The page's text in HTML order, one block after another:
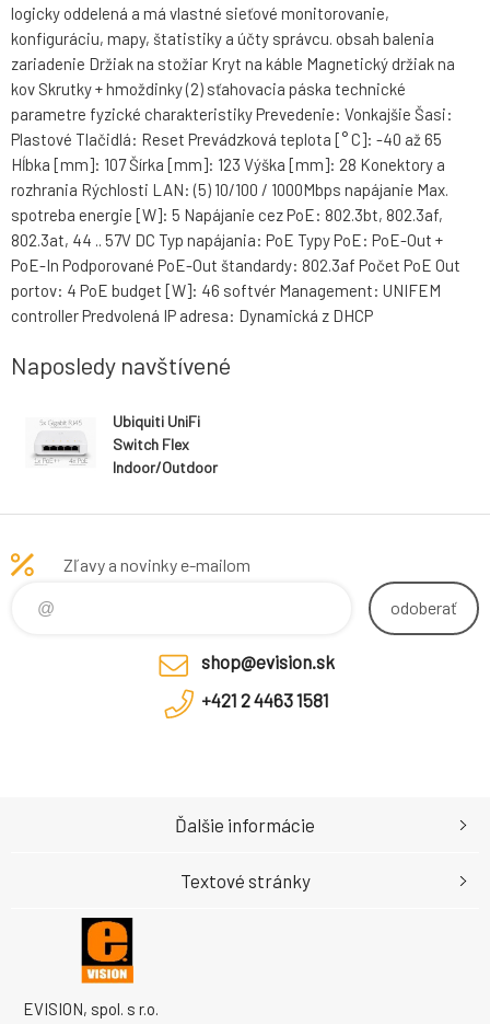
logicky oddelená a má vlastné sieťové monitorovanie,
konfiguráciu, mapy, štatistiky a účty správcu. obsah balenia
zariadenie Držiak na stožiar Kryt na káble Magnetický držiak na
kov Skrutky + hmoždinky (2) sťahovacia páska technické
parametre fyzické charakteristiky Prevedenie: Vonkajšie Šasi:
Plastové Tlačidlá: Reset Prevádzková teplota [° C]: -40 až 65
Hĺbka [mm]: 107 Šírka [mm]: 123 Výška [mm]: 28 Konektory a
rozhrania Rýchlosti LAN: (5) 10/100 / 1000Mbps napájanie Max.
spotreba energie [W]: 5 Napájanie cez PoE: 802.3bt, 802.3af,
802.3at, 44 .. 57V DC Typ napájania: PoE Typy PoE: PoE-Out +
PoE-In Podporované PoE-Out štandardy: 802.3af Počet PoE Out
portov: 4 PoE budget [W]: 46 softvér Management: UNIFEM
controller Predvolená IP adresa: Dynamická z DHCP
Naposledy navštívené
Ubiquiti UniFi
Switch Flex
Indoor/Outdoor
PoE
IP55)
Zľavy a novinky e-mailom
odoberať
shop@evision.sk
+421 2 4463 1581
EVISION, spol. s r.o.
Ďalšie informácie
Textové stránky